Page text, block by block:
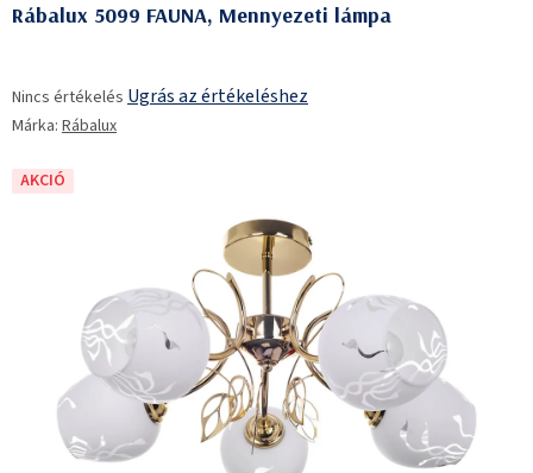
Rábalux 5099 FAUNA, Mennyezeti lámpa
termék
átlagos
5-
Nincs értékelés Ugrás az értékeléshez
Márka: Rábalux
AKCIÓ